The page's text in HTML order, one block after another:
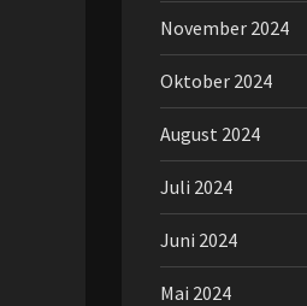
November 2024
Oktober 2024
August 2024
Juli 2024
Juni 2024
Mai 2024